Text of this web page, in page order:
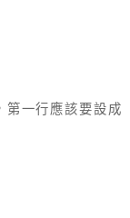
第一行應該要設成